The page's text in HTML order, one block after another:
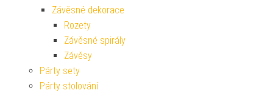
Závěsné dekorace
Rozety
Závěsné spirály
Závěsy
Párty sety
Párty stolování